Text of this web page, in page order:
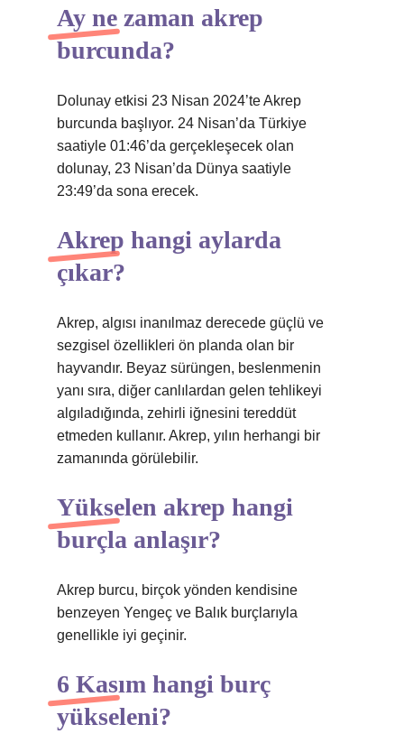
Ay ne zaman akrep
burcunda?
Dolunay etkisi 23 Nisan 2024’te Akrep
burcunda başlıyor. 24 Nisan’da Türkiye
saatiyle 01:46’da gerçekleşecek olan
dolunay, 23 Nisan’da Dünya saatiyle
23:49’da sona erecek.
Akrep hangi aylarda
çıkar?
Akrep, algısı inanılmaz derecede güçlü ve
sezgisel özellikleri ön planda olan bir
hayvandır. Beyaz sürüngen, beslenmenin
yanı sıra, diğer canlılardan gelen tehlikeyi
algıladığında, zehirli iğnesini tereddüt
etmeden kullanır. Akrep, yılın herhangi bir
zamanında görülebilir.
Yükselen akrep hangi
burçla anlaşır?
Akrep burcu, birçok yönden kendisine
benzeyen Yengeç ve Balık burçlarıyla
genellikle iyi geçinir.
6 Kasım hangi burç
yükseleni?